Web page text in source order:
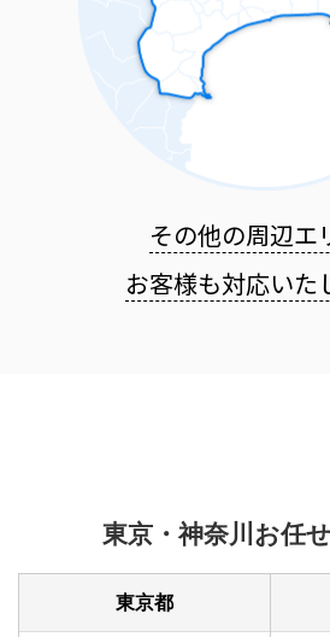
その他の周辺エ
お客様も対応いた
東京・神奈川お任
東京都